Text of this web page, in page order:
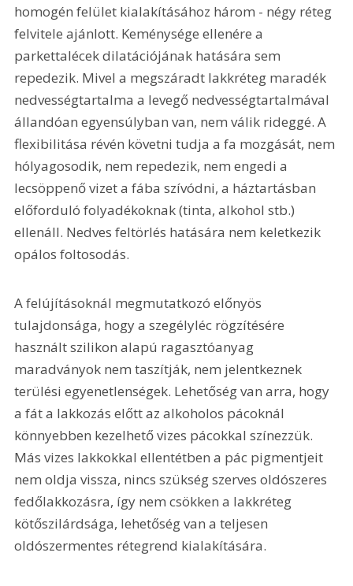
homogén felület kialakításához három - négy réteg
felvitele ajánlott. Keménysége ellenére a
parkettalécek dilatációjának hatására sem
repedezik. Mivel a megszáradt lakkréteg maradék
nedvességtartalma a levegő nedvességtartalmával
állandóan egyensúlyban van, nem válik rideggé. A
flexibilitása révén követni tudja a fa mozgását, nem
hólyagosodik, nem repedezik, nem engedi a
lecsöppenő vizet a fába szívódni, a háztartásban
előforduló folyadékoknak (tinta, alkohol stb.)
ellenáll. Nedves feltörlés hatására nem keletkezik
opálos foltosodás.
A felújításoknál megmutatkozó előnyös
tulajdonsága, hogy a szegélyléc rögzítésére
használt szilikon alapú ragasztóanyag
maradványok nem taszítják, nem jelentkeznek
terülési egyenetlenségek. Lehetőség van arra, hogy
a fát a lakkozás előtt az alkoholos pácoknál
könnyebben kezelhető vizes pácokkal színezzük.
Más vizes lakkokkal ellentétben a pác pigmentjeit
nem oldja vissza, nincs szükség szerves oldószeres
fedőlakkozásra, így nem csökken a lakkréteg
kötőszilárdsága, lehetőség van a teljesen
oldószermentes rétegrend kialakítására.